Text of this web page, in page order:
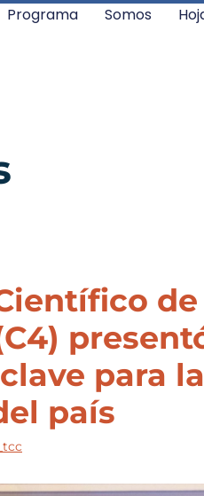
Programa Somos
para
país